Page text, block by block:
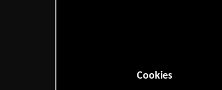
Cookies
1h 48m (108 minutos).